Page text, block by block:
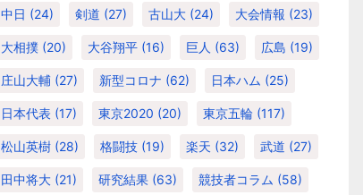
中日 (24) 剣道 (27) 古山大 (24) 大会情報 (23)
大相撲 (20) 大谷翔平 (16) 巨人 (63) 広島 (19)
庄山大輔 (27) 新型コロナ (62) 日本ハム (25)
日本代表 (17) 東京2020 (20) 東京五輪 (117)
松山英樹 (28) 格闘技 (19) 楽天 (32) 武道 (27)
田中将大 (21) 研究結果 (63) 競技者コラム (58)